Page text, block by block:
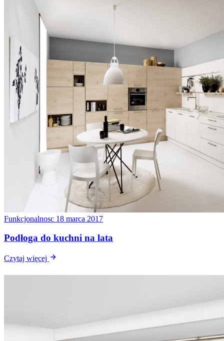
Funkcjonalnosc 18 marca 2017
Podłoga do kuchni na lata
Czytaj więcej